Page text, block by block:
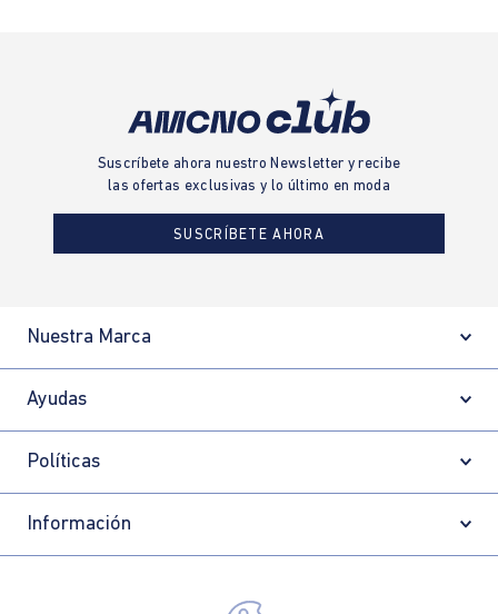
Suscríbete ahora nuestro Newsletter y recibe
las ofertas exclusivas y lo último en moda
SUSCRÍBETE AHORA
Nuestra Marca
Ayudas
Políticas
Información